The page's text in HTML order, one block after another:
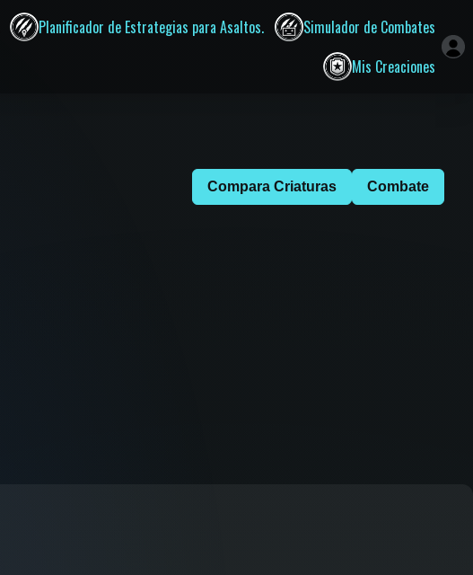
Planificador de Estrategias para Asaltos.
Simulador de Combates
Mis Creaciones
Compara Criaturas Combate